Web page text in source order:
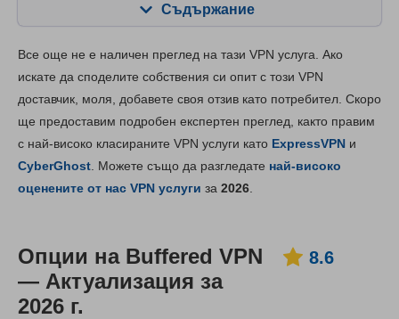
Съдържание
Ключови опции 8.6
Инсталиране и приложения 8.8
Надеждност и поддръжка 8.6
Все още не е наличен преглед на тази VPN услуга. Ако
искате да споделите собствения си опит с този VPN
доставчик, моля, добавете своя отзив като потребител. Скоро
ще предоставим подробен експертен преглед, както правим
с най-високо класираните VPN услуги като ExpressVPN и
CyberGhost . Можете също да разгледате най-високо
оценените от нас VPN услуги за 2026
Опции на Buffered VPN
— Актуализация за
2026 г.
8.6